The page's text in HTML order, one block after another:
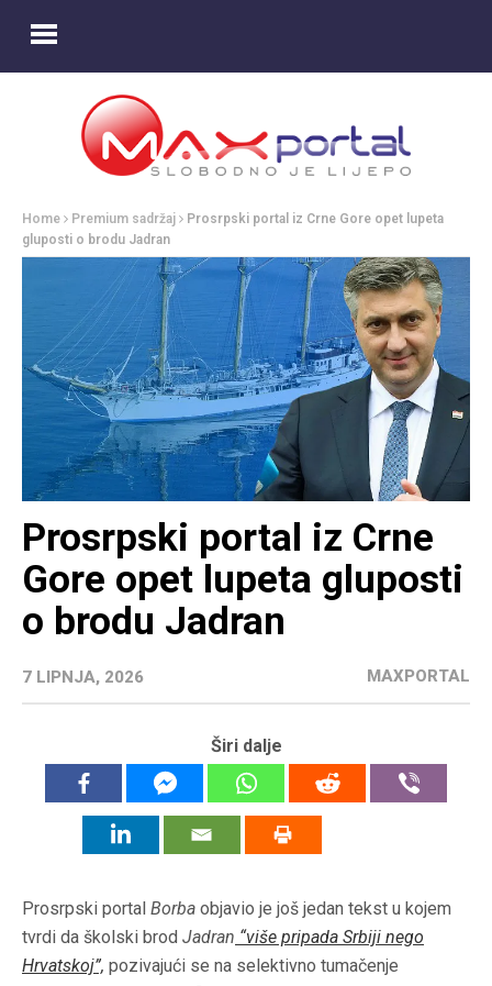
Home Premium sadržaj
Prosrpski portal iz Crne Gore opet lupeta
gluposti o brodu Jadran
Prosrpski portal iz Crne
Gore opet lupeta gluposti
o brodu Jadran
7 LIPNJA, 2026 MAXPORTAL
Širi dalje
Prosrpski portal Borba objavio je još jedan tekst u kojem
tvrdi da školski brod Jadran “više pripada Srbiji nego
Hrvatskoj”, pozivajući se na selektivno tumačenje